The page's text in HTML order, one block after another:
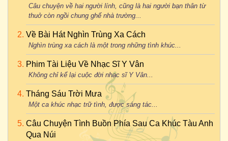
Câu chuyện về hai người lính, cũng là hai người bạn thân từ
thuở còn ngồi chung ghế nhà trường...
Về Bài Hát Nghìn Trùng Xa Cách
Nghìn trùng xa cách là một trong những tình khúc...
Phim Tài Liệu Về Nhạc Sĩ Y Vân
Không chỉ kể lại cuộc đời nhạc sĩ Y Vân...
Tháng Sáu Trời Mưa
Một ca khúc nhạc trữ tình, được sáng tác...
Câu Chuyện Tình Buồn Phía Sau Ca Khúc Tàu Anh
Qua Núi